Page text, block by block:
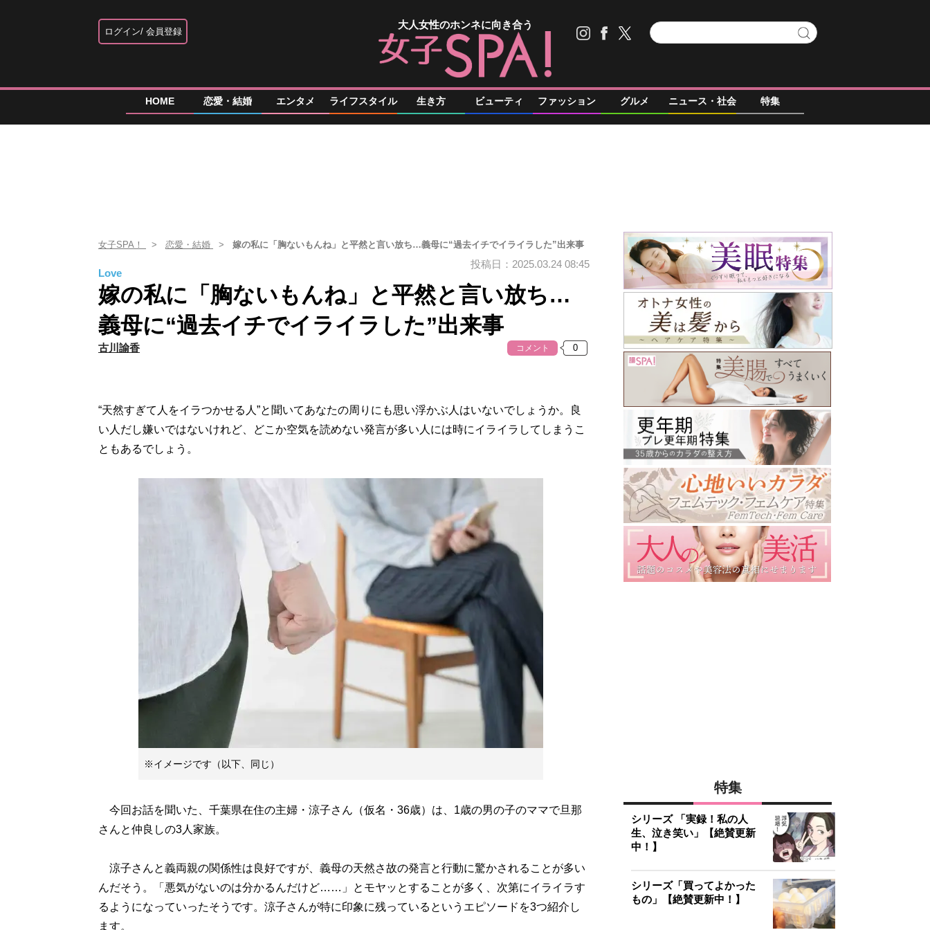
ログイン 会員登録
大人女性のホンネに向き合う
HOME 恋愛・結婚 エンタメ ライフスタイル 生き方 ビューティ ファッション グルメ ニュース・社会 特集
女子SPA！ 恋愛・結婚 嫁の私に「胸ないもんね」と平然と言い放ち…義母に“過去イチでイライラした”出来事
Love
投稿日：2025.03.24 08:45
嫁の私に「胸ないもんね」と平然と言い放ち…
義母に“過去イチでイライラした”出来事
古川諭香 コメント
“天然すぎて人をイラつかせる人”と聞いてあなたの周りにも思い浮かぶ人はいないでしょうか。良
い人だし嫌いではないけれど、どこか空気を読めない発言が多い人には時にイライラしてしまうこ
ともあるでしょう。
※イメージです（以下、同じ）
今回お話を聞いた、千葉県在住の主婦・涼子さん（仮名・36歳）は、1歳の男の子のママで旦那
さんと仲良しの3人家族。
涼子さんと義両親の関係性は良好ですが、義母の天然さ故の発言と行動に驚かされることが多い
んだそう。「悪気がないのは分かるんだけど……」とモヤッとすることが多く、次第にイライラす
るようになっていったそうです。涼子さんが特に印象に残っているというエピソードを3つ紹介し
ます。
特集
シリーズ 「実録！私の人
生、泣き笑い」【絶賛更新
中！】
シリーズ「買ってよかった
もの」【絶賛更新中！】